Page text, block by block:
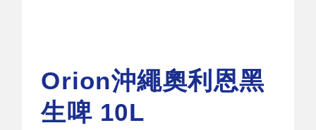
Orion沖繩奧利恩黑
生啤 10L